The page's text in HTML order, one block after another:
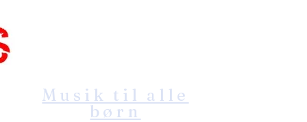
Musik til alle
børn